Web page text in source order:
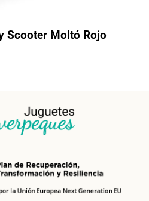
Scooter Moltó Rojo